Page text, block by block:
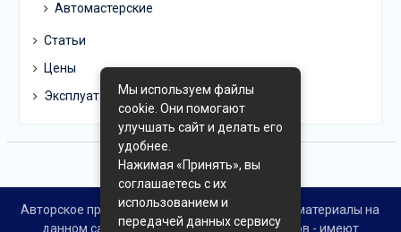
Автомастерские
Статьи
Цены
Эксплуатация
Авторское право © Все права защищены. Все материалы на
данном сайте взяты из открытых источников - имеют
Мы используем файлы
cookie. Они помогают
улучшать сайт и делать его
удобнее.
Нажимая «Принять», вы
соглашаетесь с их
использованием и
передачей данных сервису